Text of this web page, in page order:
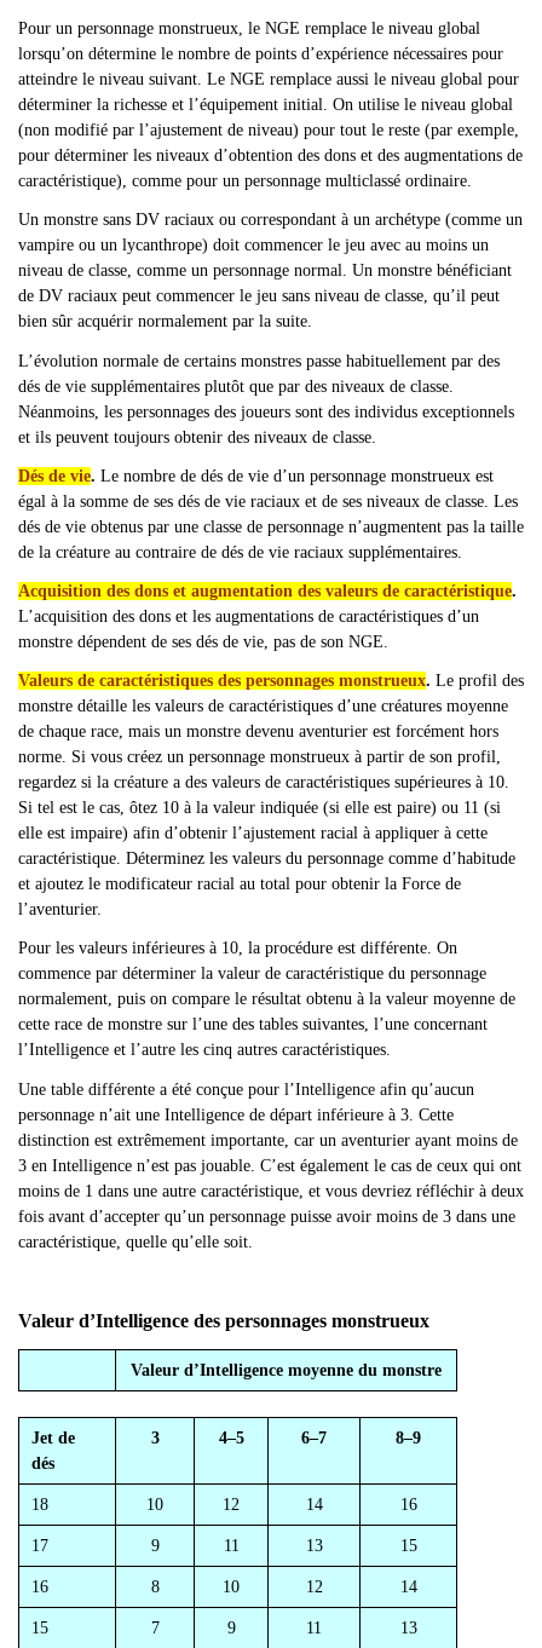
Pour un personnage monstrueux, le NGE remplace le niveau global
lorsqu’on détermine le nombre de points d’expérience nécessaires pour
atteindre le niveau suivant. Le NGE remplace aussi le niveau global pour
déterminer la richesse et l’équipement initial. On utilise le niveau global
(non modifié par l’ajustement de niveau) pour tout le reste (par exemple,
pour déterminer les niveaux d’obtention des dons et des augmentations de
caractéristique), comme pour un personnage multiclassé ordinaire.
Un monstre sans DV raciaux ou correspondant à un archétype (comme un
vampire ou un lycanthrope) doit commencer le jeu avec au moins un
niveau de classe, comme un personnage normal. Un monstre bénéficiant
de DV raciaux peut commencer le jeu sans niveau de classe, qu’il peut
bien sûr acquérir normalement par la suite.
L’évolution normale de certains monstres passe habituellement par des
dés de vie supplémentaires plutôt que par des niveaux de classe.
Néanmoins, les personnages des joueurs sont des individus exceptionnels
et ils peuvent toujours obtenir des niveaux de classe.
Dés de vie. Le nombre de dés de vie d’un personnage monstrueux est
égal à la somme de ses dés de vie raciaux et de ses niveaux de classe. Les
dés de vie obtenus par une classe de personnage n’augmentent pas la taille
de la créature au contraire de dés de vie raciaux supplémentaires.
Acquisition des dons et augmentation des valeurs de caractéristique.
L’acquisition des dons et les augmentations de caractéristiques d’un
monstre dépendent de ses dés de vie, pas de son NGE.
Valeurs de caractéristiques des personnages monstrueux. Le profil des
monstre détaille les valeurs de caractéristiques d’une créatures moyenne
de chaque race, mais un monstre devenu aventurier est forcément hors
norme. Si vous créez un personnage monstrueux à partir de son profil,
regardez si la créature a des valeurs de caractéristiques supérieures à 10.
Si tel est le cas, ôtez 10 à la valeur indiquée (si elle est paire) ou 11 (si
elle est impaire) afin d’obtenir l’ajustement racial à appliquer à cette
caractéristique. Déterminez les valeurs du personnage comme d’habitude
et ajoutez le modificateur racial au total pour obtenir la Force de
l’aventurier.
Pour les valeurs inférieures à 10, la procédure est différente. On
commence par déterminer la valeur de caractéristique du personnage
normalement, puis on compare le résultat obtenu à la valeur moyenne de
cette race de monstre sur l’une des tables suivantes, l’une concernant
l’Intelligence et l’autre les cinq autres caractéristiques.
Une table différente a été conçue pour l’Intelligence afin qu’aucun
personnage n’ait une Intelligence de départ inférieure à 3. Cette
distinction est extrêmement importante, car un aventurier ayant moins de
3 en Intelligence n’est pas jouable. C’est également le cas de ceux qui ont
moins de 1 dans une autre caractéristique, et vous devriez réfléchir à deux
fois avant d’accepter qu’un personnage puisse avoir moins de 3 dans une
caractéristique, quelle qu’elle soit.
Valeur d’Intelligence des personnages monstrueux
Valeur d’Intelligence moyenne du monstre
Jet de
dés
3 4–5 6–7 8–9
18 10 12 14 16
17 9 11 13 15
16 8 10 12 14
15 7 9 11 13